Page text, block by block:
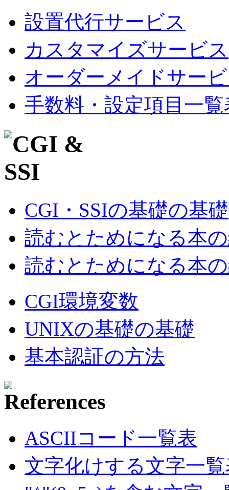
設置代行サービス
カスタマイズサービス
オーダーメイドサー
手数料・設定項目一覧
CGI・SSIの基礎の基礎
読むとためになる本
読むとためになる本
CGI環境変数
UNIXの基礎の基礎
基本認証の方法
ASCIIコード一覧表
文字化けする文字一